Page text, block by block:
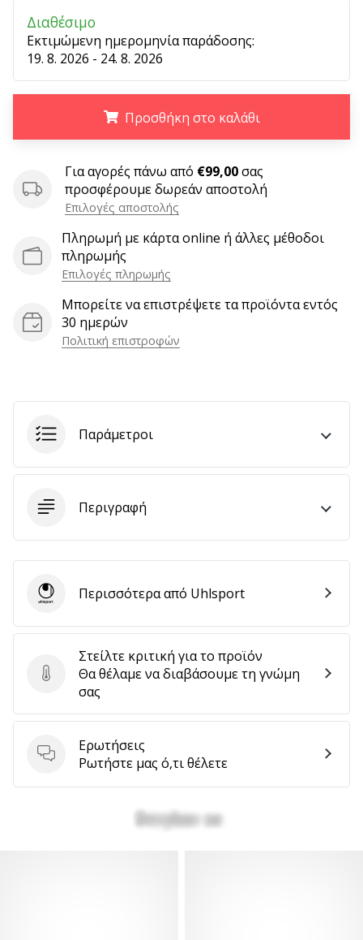
μας
Είσαι
λάτρης
του
εμείς;
πρεσβευτής/
πρέσβειρα
μας
Εμφάνιση
όλων
των
Διαθέσιμο
Εκτιμώμενη ημερομηνία παράδοσης:
19. 8. 2026 - 24. 8. 2026
Προσθήκη στο καλάθι
Για αγορές πάνω από €99,00σας
προσφέρουμε δωρεάν αποστολή
Επιλογές αποστολής
Πληρωμή με κάρτα online ή άλλες μέθοδοι
πληρωμής
Επιλογές πληρωμής
Μπορείτε να επιστρέψετε τα προϊόντα εντός
30 ημερών
Πολιτική επιστροφών
Παράμετροι
Περιγραφή
Στείλτε κριτική για το προϊόν
Στείλτε κριτική για το προϊόν
Θα θέλαμε να διαβάσουμε τη γνώμη
σας
Ερωτήσεις
Ερωτήσεις
Ρωτήστε μας ό,τι θέλετε
UhlsportΠερισσότερα από Uhlsport